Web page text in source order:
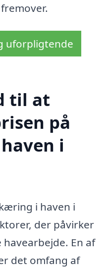
uforpligtende
til at
på
i
i haven i
der påvirker
En af
det omfang af